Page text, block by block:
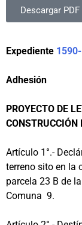
Descargar PDF
Expediente
Adhesión
PROYECTO DE
Artículo 1°.-
terreno sito en la
parcela 23 B de
Comuna 9.